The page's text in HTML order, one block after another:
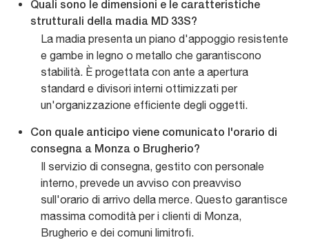
Quali sono le dimensioni e le caratteristiche
strutturali della madia MD 33S?
La madia presenta un piano d'appoggio resistente
e gambe in legno o metallo che garantiscono
stabilità. È progettata con ante a apertura
standard e divisori interni ottimizzati per
un'organizzazione efficiente degli oggetti.
Con quale anticipo viene comunicato l'orario di
consegna a Monza o Brugherio?
Il servizio di consegna, gestito con personale
interno, prevede un avviso con preavviso
sull'orario di arrivo della merce. Questo garantisce
massima comodità per i clienti di Monza,
Brugherio e dei comuni limitrofi.